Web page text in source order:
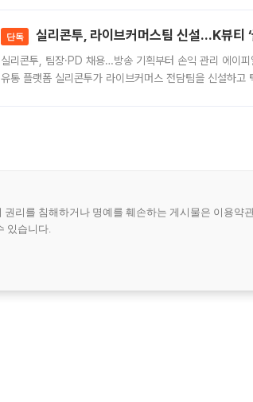
단독 실리콘투, 라이브커머스팀 신설…K뷰티 ‘
실리콘투, 팀장·PD 채용…방송 기획부터 손익 관리 에이
유통 플랫폼 실리콘투가 라이브커머스 전담팀을 신설하